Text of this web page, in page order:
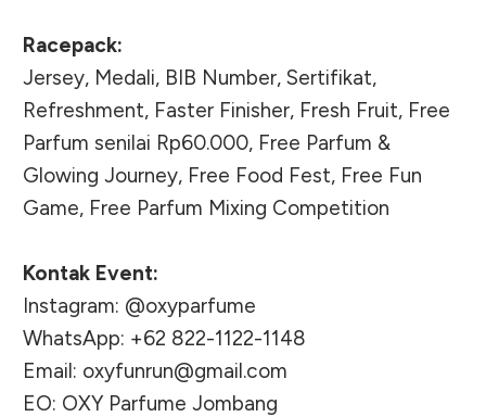
Racepack:
Jersey, Medali, BIB Number, Sertifikat,
Refreshment, Faster Finisher, Fresh Fruit, Free
Parfum senilai Rp60.000, Free Parfum &
Glowing Journey, Free Food Fest, Free Fun
Game, Free Parfum Mixing Competition
Kontak Event:
Instagram: @oxyparfume
WhatsApp: +62 822-1122-1148
Email: oxyfunrun@gmail.com
EO: OXY Parfume Jombang